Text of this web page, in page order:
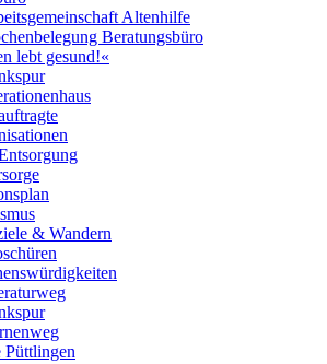
Altenhilfe
Beratungsbüro
lebt gesund!«
& Wandern
Püttlingen